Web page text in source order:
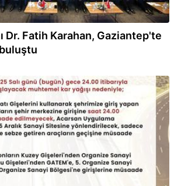
Dr. Fatih Karahan, Gaziantep'te